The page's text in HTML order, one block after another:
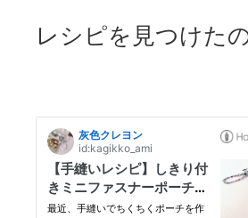
レシピを見つけた